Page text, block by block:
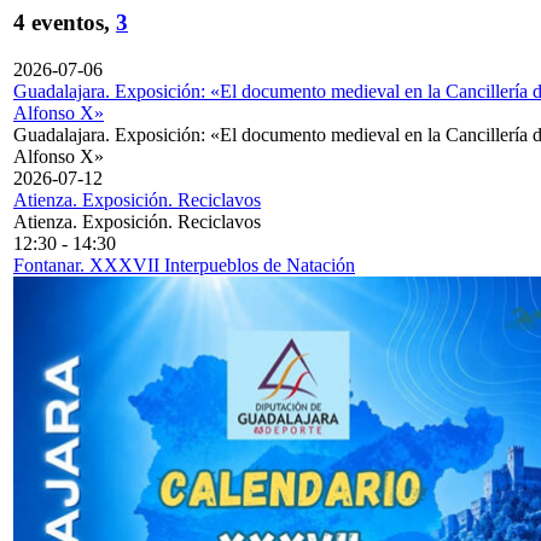
4 eventos, 3
2026-07-06
Guadalajara. Exposición: «El documento medieval en la Cancillería
Alfonso X»
Guadalajara. Exposición: «El documento medieval en la Cancillería
Alfonso X»
2026-07-12
Atienza. Exposición. Reciclavos
Atienza. Exposición. Reciclavos
12:30 - 14:30
Fontanar. XXXVII Interpueblos de Natación